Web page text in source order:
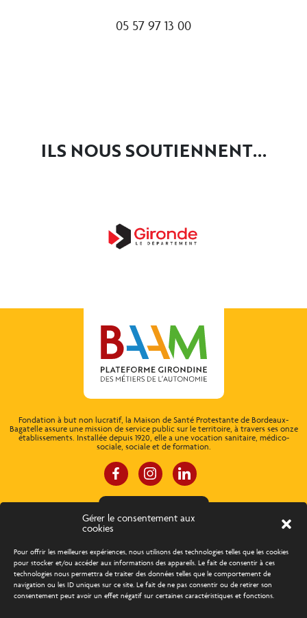
Gérer le consentement aux
cookies
Pour offrir les meilleures expériences, nous utilisons des technologies telles que les cookies
pour stocker et/ou accéder aux informations des appareils. Le fait de consentir à ces
technologies nous permettra de traiter des données telles que le comportement de
navigation ou les ID uniques sur ce site. Le fait de ne pas consentir ou de retirer son
consentement peut avoir un effet négatif sur certaines caractéristiques et fonctions.
05 57 97 13 00
ILS NOUS SOUTIENNENT...
Fondation à but non lucratif, la Maison de Santé Protestante de Bordeaux-
Bagatelle assure une mission de service public sur le territoire, à travers ses onze
établissements. Installée depuis 1920, elle a une vocation sanitaire, médico-
sociale, sociale et de formation.
À propos Concours d’éloquence
Découvrir les métiers Trouver un emploi